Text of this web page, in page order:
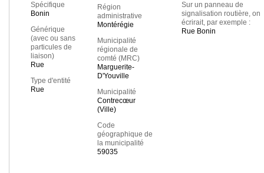
Spécifique
Bonin
Générique
(avec ou sans
particules de
liaison)
Rue
Type d'entité
Rue
Région
administrative
Montérégie
Municipalité
régionale de
comté (MRC)
Marguerite-
D'Youville
Municipalité
Contrecœur
(Ville)
Code
géographique de
la municipalité
59035
Sur un panneau de
signalisation routière, on
écrirait, par exemple :
Rue Bonin